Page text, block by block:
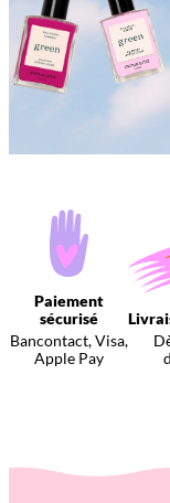
Paiement
sécurisé
Bancontact, Visa,
Apple Pay